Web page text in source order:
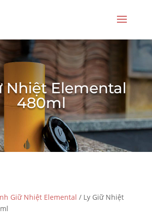
Nhiệt Elemental
480ml
Giữ Nhiệt Elemental / Ly Giữ Nhiệt